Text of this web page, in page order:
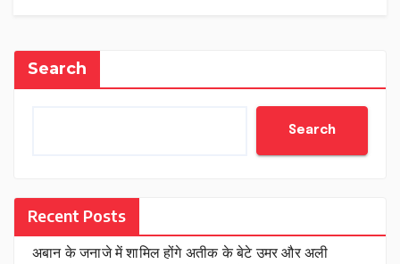
Search
Search
Recent Posts
अबान के जनाजे में शामिल होंगे अतीक के बेटे उमर और अली